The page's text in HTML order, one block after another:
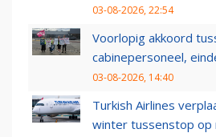
03-08-2026, 22:54
Voorlopig akkoord
cabinepersoneel,
03-08-2026, 14:40
Turkish Airlines
winter tussenstop op